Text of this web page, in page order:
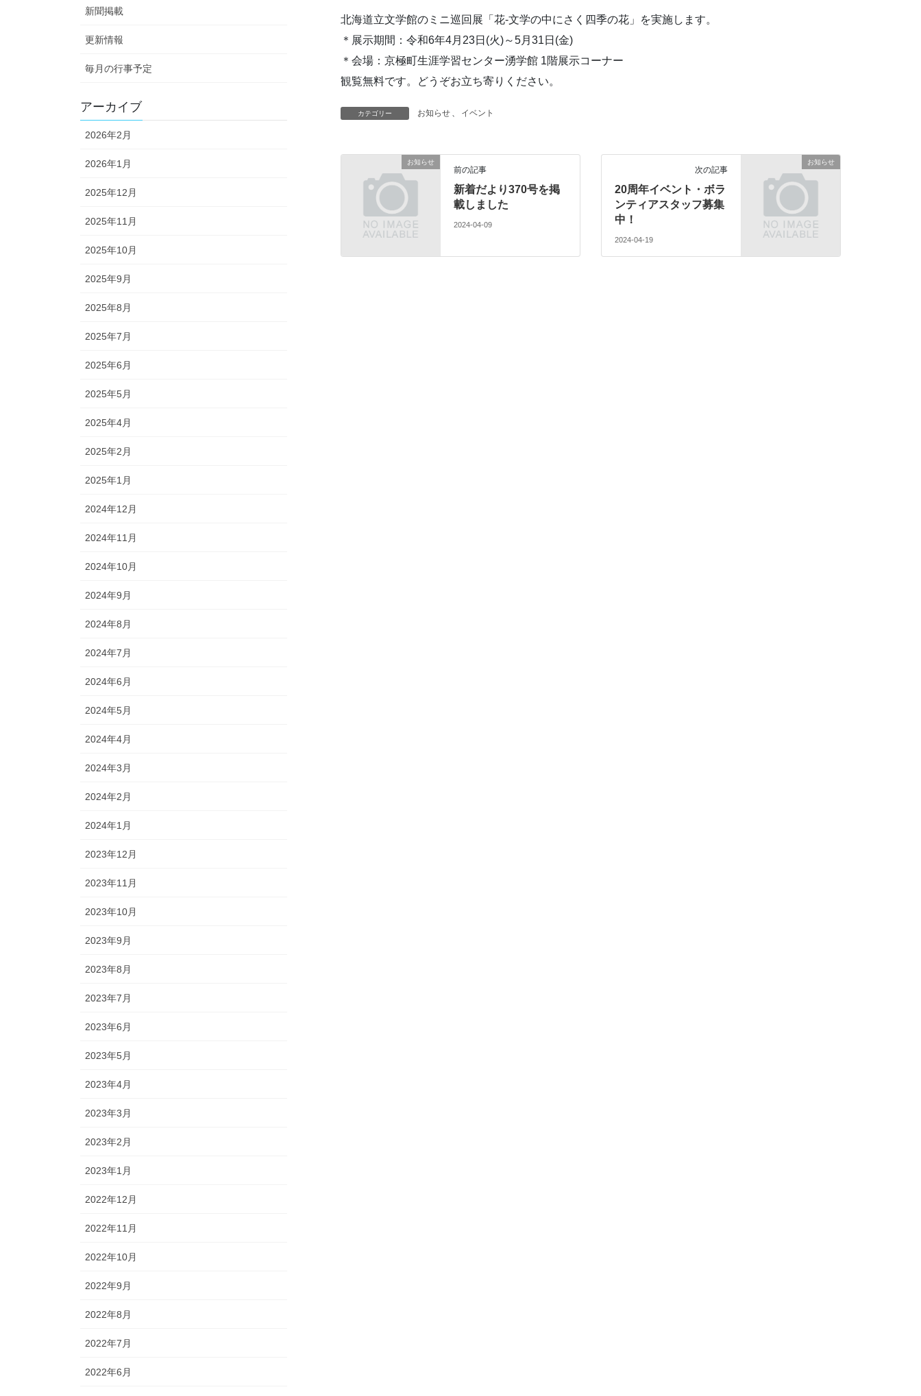
北海道立文学館のミニ巡回展「花-文学の中にさく四季の花」を実施します。
＊展示期間：令和6年4月23日(火)～5月31日(金)
＊会場：京極町生涯学習センター湧学館 1階展示コーナー
観覧無料です。どうぞお立ち寄りください。
カテゴリー お知らせ 、 イベント
お知らせ
前の記事
新着だより370号を掲
載しました
2024-04-09
お知らせ
次の記事
20周年イベント・ボラ
ンティアスタッフ募集
中！
2024-04-19
新聞掲載
更新情報
毎月の行事予定
アーカイブ
2026年2月
2026年1月
2025年12月
2025年11月
2025年10月
2025年9月
2025年8月
2025年7月
2025年6月
2025年5月
2025年4月
2025年2月
2025年1月
2024年12月
2024年11月
2024年10月
2024年9月
2024年8月
2024年7月
2024年6月
2024年5月
2024年4月
2024年3月
2024年2月
2024年1月
2023年12月
2023年11月
2023年10月
2023年9月
2023年8月
2023年7月
2023年6月
2023年5月
2023年4月
2023年3月
2023年2月
2023年1月
2022年12月
2022年11月
2022年10月
2022年9月
2022年8月
2022年7月
2022年6月